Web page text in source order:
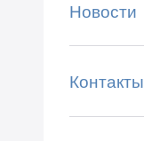
Новости
Контакты